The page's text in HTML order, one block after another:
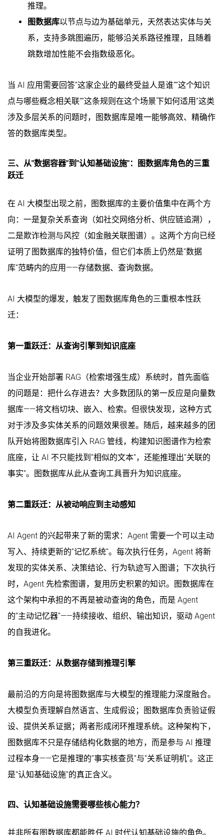
推理。
图数据库以节点与边为基础单元，天然表达实体与关
系，支持多跳图遍历，能够沿关系路径推理，且随着
跳数增加性能不会指数级恶化。
当 AI 应用需要回答"这家企业的最终受益人是谁""这个知识
点与哪些概念相关联""这条规则在这个场景下如何适用"这类
涉及多层关系的问题时，图数据库是唯一能够高效、精确作
答的数据库类型。
三、从"数据容器"到"认知基础设施"：图数据库角色的三重
跃迁
在 AI 大模型出现之前，图数据库的主要价值集中在两个方
向：一是复杂关系查询（如社交网络分析、供应链追溯），
二是欺诈检测与风控（如金融关联图谱）。这两个方向已经
证明了图数据库的独特价值，但它们本质上仍然是"数据
库"范畴内的应用——存储数据、查询数据。
AI 大模型的爆发，触发了图数据库角色的三重根本性跃
迁：
第一重跃迁：从查询引擎到知识底座
当企业开始部署 RAG（检索增强生成）系统时，首先面临
的问题是：把什么存进去？大多数团队的第一反应是向量数
据库——将文档切块、嵌入、检索。但很快发现，这种方式
对于涉及多实体关系的问题效果很差。随后，越来越多的团
队开始将图数据库引入 RAG 管线，构建知识图谱作为检索
底座，让 AI 不只能找到"相似的文本"，还能推理出"关联的
事实"。图数据库从此从查询工具晋升为知识底座。
第二重跃迁：从被动响应到主动感知
AI Agent 的兴起带来了新的需求：Agent 需要一个可以主动
写入、持续更新的"记忆系统"。每次执行任务，Agent 将新
发现的实体关系、决策结论、行为轨迹写入图谱；下次执行
时，Agent 先检索图谱，复用历史积累的知识。图数据库在
这个架构中承担的不再是被动查询的角色，而是 Agent
的"主动记忆器"——持续接收、组织、输出知识，驱动 Agent
的自我进化。
第三重跃迁：从数据存储到推理引擎
最前沿的方向是将图数据库与大模型的推理能力深度融合。
大模型负责理解自然语言、生成假设；图数据库负责验证假
设、提供关系证据；两者形成闭环推理系统。这种架构下，
图数据库不只是存储结构化数据的地方，而是参与 AI 推理
过程本身——它是推理的"事实核查员"与"关系证明机"。这正
是"认知基础设施"的真正含义。
四、认知基础设施需要哪些核心能力？
并非所有图数据库都能胜任 AI 时代认知基础设施的角色。